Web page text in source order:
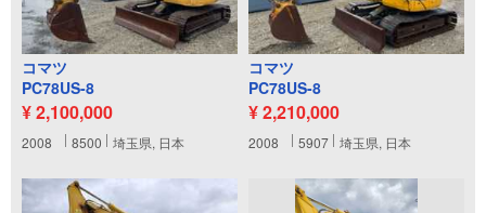
コマツ
PC78US-8
¥ 2,100,000
2008 8500 埼玉県, 日本
コマツ
PC78US-8
¥ 2,210,000
2008 5907 埼玉県, 日本